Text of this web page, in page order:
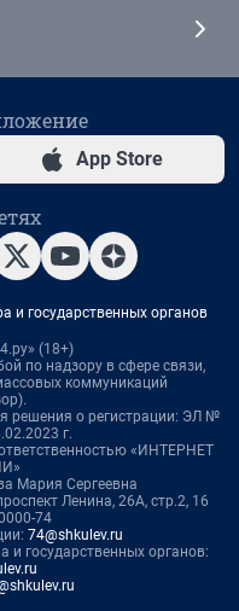
App Store
и государственных органов
(18+)
по надзору в сфере связи,
коммуникаций
решения о регистрации: ЭЛ №
г.
«ИНТЕРНЕТ
Мария Сергеевна
Ленина, 26А, стр.2, 16
74
74@shkulev.ru
и государственных органов: